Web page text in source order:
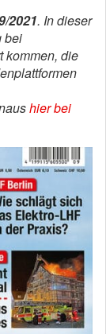
2021. In dieser
bei
kommen, die
hier bei